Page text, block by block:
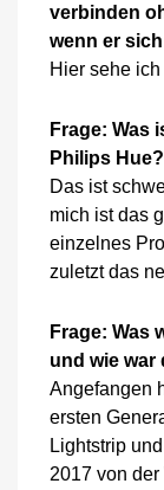
verbinden
wenn er
Hier sehe
Frage: Was
Philips Hue?
Das ist
mich ist das
einzelnes
zuletzt das
Frage: Was
und wie war
Angefangen
ersten
Lightstrip
2017 von